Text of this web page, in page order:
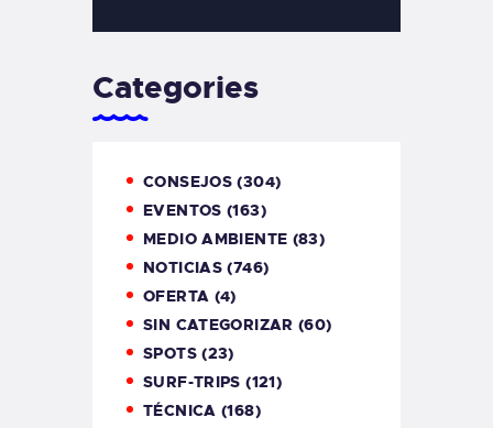
Categories
CONSEJOS (304)
EVENTOS (163)
MEDIO AMBIENTE (83)
NOTICIAS (746)
OFERTA (4)
SIN CATEGORIZAR (60)
SPOTS(23)
SURF-TRIPS (121)
TÉCNICA (168)